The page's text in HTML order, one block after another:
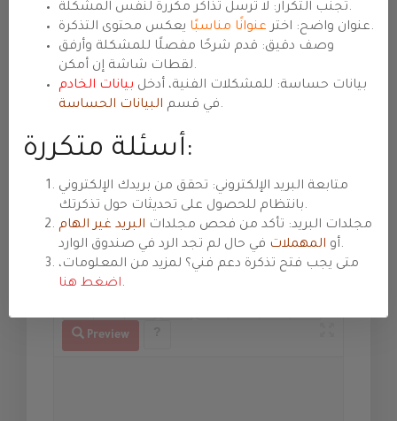
Tárgy
Prioritás
Üzenet
Preview
تجنب التكرار: لا ترسل تذاكر مكررة لنفس المشكلة.
عنوان واضح: اختر عنوانًا مناسبًا
يعكس محتوى التذكرة.
وصف دقيق: قدم شرحًا مفصلًا للمشكلة وأرفق
لقطات شاشة إن أمكن.
بيانات حساسة: للمشكلات الفنية، أدخل بيانات الخادم
في قسم البيانات الحساسة .
أسئلة متكررة:
متابعة البريد الإلكتروني: تحقق من بريدك الإلكتروني
بانتظام للحصول على تحديثات حول تذكرتك.
مجلدات البريد: تأكد من فحص مجلدات البريد غير الهام
أو المهملات
في حال لم تجد الرد في صندوق الوارد.
متى يجب فتح تذكرة دعم فني؟ لمزيد من المعلومات،
اضغط هنا.